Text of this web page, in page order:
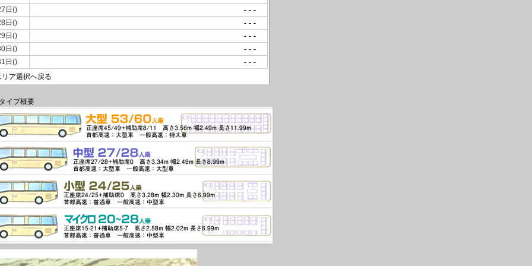
日() ---
日() ---
日() ---
日() ---
日() ---
ア選択へ戻る
イプ概要